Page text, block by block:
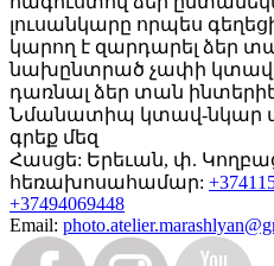
լուսանկարը որպես
կարող է զարդարել ձեր
նախընտրած չափի կտավի
դառնալ ձեր տան
Նմանատիպ կտավ-նկար
գրեք մեզ
Հասցե: Երեւան, փ.
հեռախոսահամար:
+37494069448
Email: